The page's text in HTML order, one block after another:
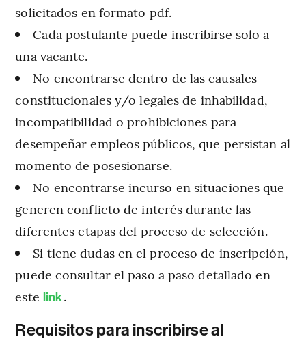
solicitados en formato pdf.
Cada postulante puede inscribirse solo a
una vacante.
No encontrarse dentro de las causales
constitucionales y/o legales de inhabilidad,
incompatibilidad o prohibiciones para
desempeñar empleos públicos, que persistan al
momento de posesionarse.
No encontrarse incurso en situaciones que
generen conflicto de interés durante las
diferentes etapas del proceso de selección.
Si tiene dudas en el proceso de inscripción,
puede consultar el paso a paso detallado en
este link.
Requisitos para inscribirse al